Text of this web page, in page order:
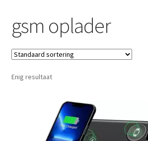
gsm oplader
Enig resultaat